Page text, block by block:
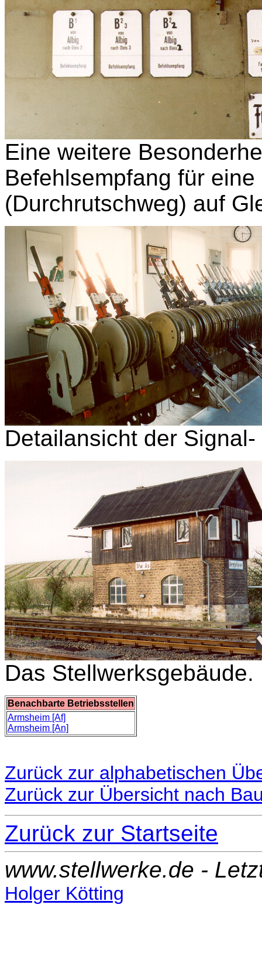
Eine weitere
Befehlsempfang für
(Durchrutschweg) auf
Detailansicht der
Das Stellwerksgebäude.
Benachbarte Betriebsstellen
Armsheim [Af]
Armsheim [An]
Zurück zur alphabetischen
Zurück zur Übersicht nach
Zurück zur Startseite
www.stellwerke.de -
Holger Kötting